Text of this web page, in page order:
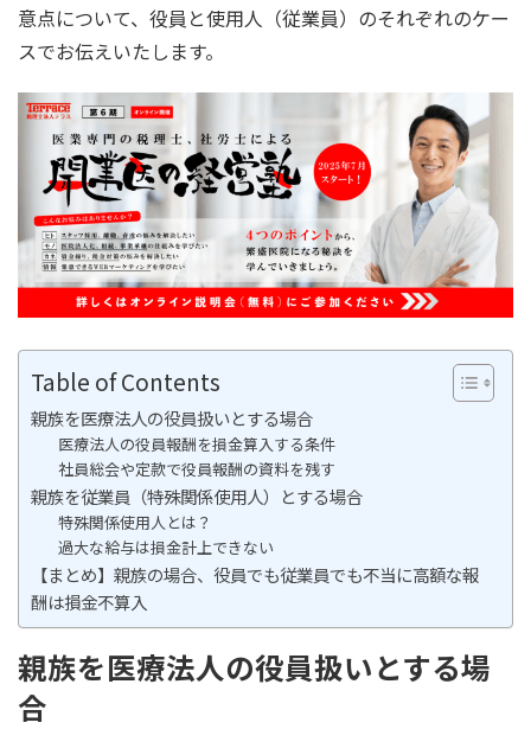
意点について、役員と使用人（従業員）のそれぞれのケー
スでお伝えいたします。
Table of Contents
親族を医療法人の役員扱いとする場合
医療法人の役員報酬を損金算入する条件
社員総会や定款で役員報酬の資料を残す
親族を従業員（特殊関係使用人）とする場合
特殊関係使用人とは？
過大な給与は損金計上できない
【まとめ】親族の場合、役員でも従業員でも不当に高額な報
酬は損金不算入
親族を医療法人の役員扱いとする場
合